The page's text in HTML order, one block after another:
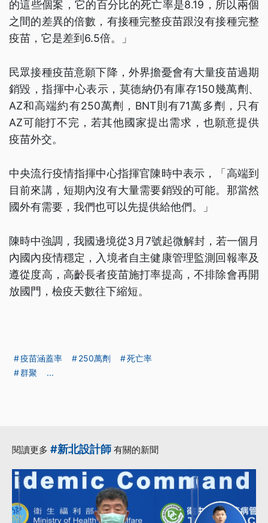
的這些個案，它的百分比的死亡率是8.19，所以兩個
之間的差異的倍數，有接種完整疫苗跟沒有接種完整
疫苗，它是差到6.5倍。」
民眾接種疫苗意願下降，外界擔憂會有大量疫苗過期
銷毀，指揮中心表示，莫德納仍有庫存150幾萬劑、
AZ和高端約有250萬劑，BNT則有71萬多劑，只有
AZ可能打不完，若其他國家提出需求，也願意提供
疫苗外交。
中央流行疫情指揮中心指揮官陳時中表示，「高端到
目前來講，短期內沒有大量需要銷毀的可能。那當然
國外有需要，我們也可以先提供給他們。」
陳時中強調，我國邊境從3月7號起微解封，若一個月
內國內疫情穩定，入境者自主健康管理監測回報率及
遵從度高，高齡長者疫苗施打率提高，不排除會再開
放國門，檢疫天數往下縮短。
疫苗涵蓋率 250萬劑
死亡率
群聚
...
閱讀更多 #新北設計師 有關的新聞